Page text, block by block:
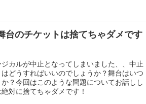
台のチケットは捨てちゃダメです
カルが中止となってしまいました、、中止
どうすればいいのでしょうか？舞台はいつ
？今回はこのような問題についてお話しし
対に捨てちゃダメです！